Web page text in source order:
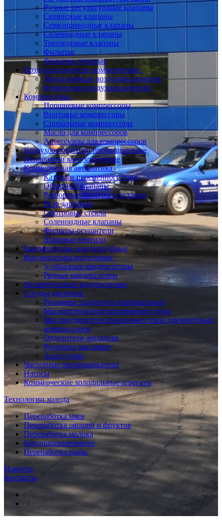
Ручные регулирующие клапаны
Сервисные клапаны
Сервоприводные клапаны
Соленоидные клапаны
Трехходовые клапаны
Фильтры
Фильтры сетчатые
Воздухоохладители коммерческие
Двухпоточные воздухоохладители
Кубические воздухоохладители
Компрессоры
Поршневые компрессоры
Винтовые компрессоры
Спиральные компрессоры
Масло для компрессоров
Аксессуары для компрессоров
Воздухоохладители промышленные
Испарители кожухотрубные
Коммерческая автоматика
Катушки переменного тока
Обратные клапаны
Разборные фильтры и вставки
Реле давления
Смотровые стекла
Соленоидные клапаны
Фильтры-осушители
Шаровые вентили
Конденсаторы кожухотрубные
Конденсаторы воздушные
V-образные конденсаторы
Рядные конденсаторы
Испарительные конденсаторы
Сосуды давления
Ресиверы хладагента вертикальные
Маслоотделители поплавкового типа
Маслоотделители циклонного типа для винтовых
компрессоров
Отделители жидкости
Ресиверы масляные
Аксессуары
Частотные преобразователи
Насосы
Коммерческие холодильные агрегаты
Технологии холода
Переработка мяса
Переработка овощей и фруктов
Переработка молока
Кондиционирование
Переработка рыбы
Новости
Контакты